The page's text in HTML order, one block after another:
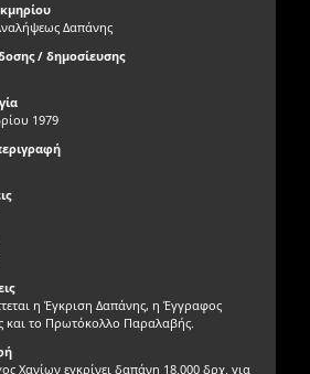
Δαπάνης
/ δημοσίευσης
1979
η Έγκριση Δαπάνης, η Έγγραφος
και το Πρωτόκολλο Παραλαβής.
Χανίων εγκρίνει δαπάνη 18.000 δρχ. για